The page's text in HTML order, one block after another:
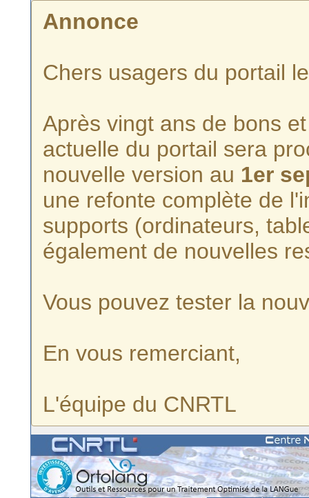
Annonce
Chers usagers du portail
Après vingt ans de bons
actuelle du portail sera
nouvelle version au 1er
une refonte complète de
supports (ordinateurs,
également de nouvelles
Vous pouvez tester la
En vous remerciant,
L'équipe du CNRTL